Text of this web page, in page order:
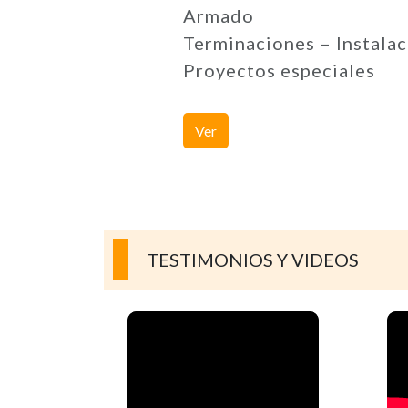
Armado
Terminaciones –
Proyectos especiales
Ver
TESTIMONIOS Y VIDEOS